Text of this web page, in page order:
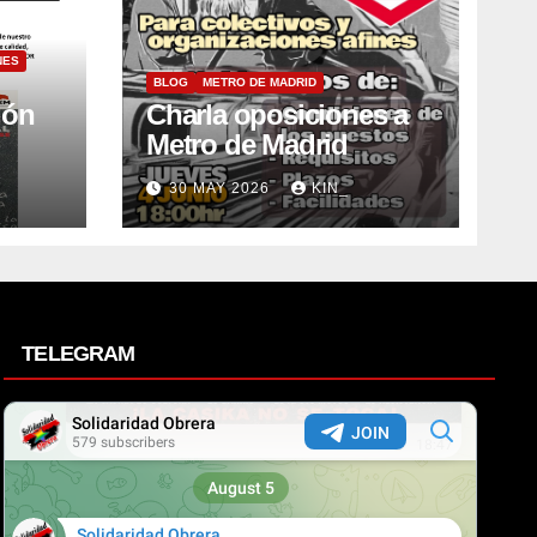
BLOG METRO DE MADRID
Charla oposiciones a
Metro de Madrid
30 MAY 2026 KIN_
TELEGRAM